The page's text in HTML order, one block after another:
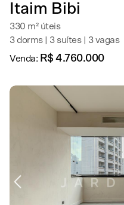
Itaim Bibi
330 m² úteis
3 dorms | 3 suítes | 3 vagas
Venda: R$ 4.760.000